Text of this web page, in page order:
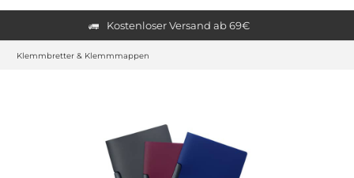
Kostenloser Versand ab 69€
Klemmbretter & Klemmmappen